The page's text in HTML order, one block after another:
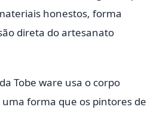
honestos, forma
direta do artesanato
Tobe ware usa o corpo
forma que os pintores de